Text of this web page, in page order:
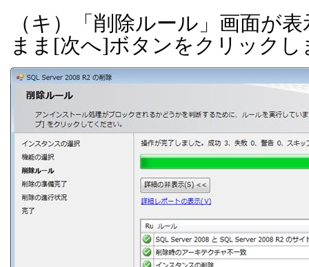
（キ）「削除ルール」画面が
まま [次へ]ボタンをクリックし